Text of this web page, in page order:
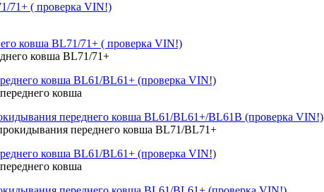
71+ ( проверка VIN!)
ковша BL71/71+ ( проверка VIN!)
ковша BL61/BL61+ (проверка VIN!)
переднего ковша BL61/BL61+/BL61B (проверка VIN!)
ковша BL61/BL61+ (проверка VIN!)